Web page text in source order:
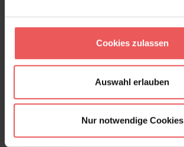
Cookies zulassen
Auswahl erlauben
Nur notwendige Cookies
Oak Tree, White
138,00 €